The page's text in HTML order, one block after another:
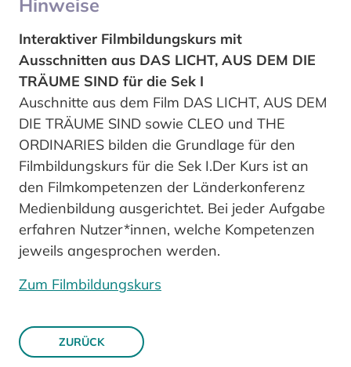
Hinweise
Interaktiver Filmbildungskurs mit
Ausschnitten aus DAS LICHT, AUS DEM DIE
TRÄUME SIND für die Sek I
Auschnitte aus dem Film DAS LICHT, AUS DEM
DIE TRÄUME SIND sowie CLEO und THE
ORDINARIES bilden die Grundlage für den
Filmbildungskurs für die Sek I.Der Kurs ist an
den Filmkompetenzen der Länderkonferenz
Medienbildung ausgerichtet. Bei jeder Aufgabe
erfahren Nutzer*innen, welche Kompetenzen
jeweils angesprochen werden.
Zum Filmbildungskurs
ZURÜCK